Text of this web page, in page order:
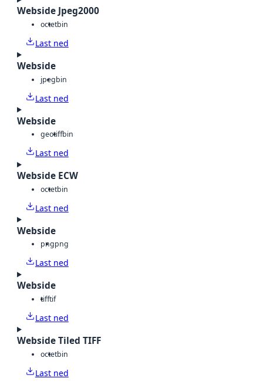
Webside Jpeg2000
octetbin
Last ned
Webside
jpegbin
Last ned
Webside
geotiffbin
Last ned
Webside ECW
octetbin
Last ned
Webside
pngpng
Last ned
Webside
tifftif
Last ned
Webside Tiled TIFF
octetbin
Last ned